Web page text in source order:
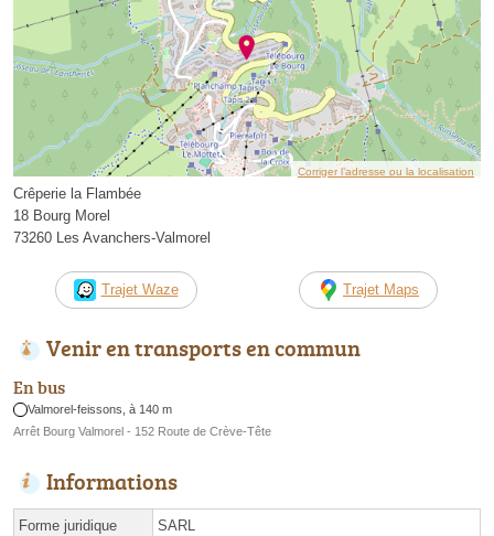
Corriger l’adresse ou la localisation
Crêperie la Flambée
18 Bourg Morel
73260 Les Avanchers-Valmorel
Trajet Waze Trajet Maps
Venir en transports en commun
En bus
Valmorel-feissons, à 140 m
Arrêt Bourg Valmorel - 152 Route de Crève-Tête
Informations
Forme juridique SARL